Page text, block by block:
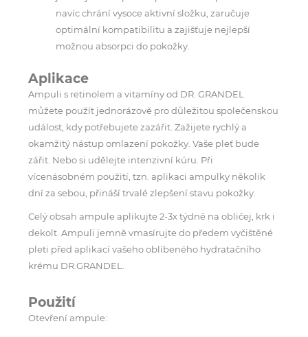
navíc chrání vysoce aktivní složku, zaručuje
optimální kompatibilitu a zajišťuje nejlepší
možnou absorpci do pokožky.
Aplikace
Ampuli s retinolem a vitamíny od DR. GRANDEL
můžete použít jednorázově pro důležitou společenskou
událost, kdy potřebujete zazářit. Zažijete rychlý a
okamžitý nástup omlazení pokožky. Vaše pleť bude
zářit. Nebo si udělejte intenzivní kúru. Při
vícenásobném použití, tzn. aplikaci ampulky několik
dní za sebou, přináší trvalé zlepšení stavu pokožky.
Celý obsah ampule aplikujte 2-3x týdně na obličej, krk i
dekolt. Ampuli jemně vmasírujte do předem vyčištěné
pleti před aplikací vašeho oblíbeného hydratačního
krému DR.GRANDEL.
Použití
Otevření ampule: